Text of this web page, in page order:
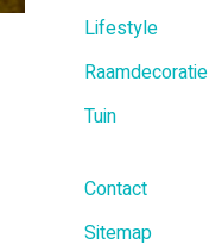
Lifestyle
Raamdecoratie
Tuin
Contact
Sitemap